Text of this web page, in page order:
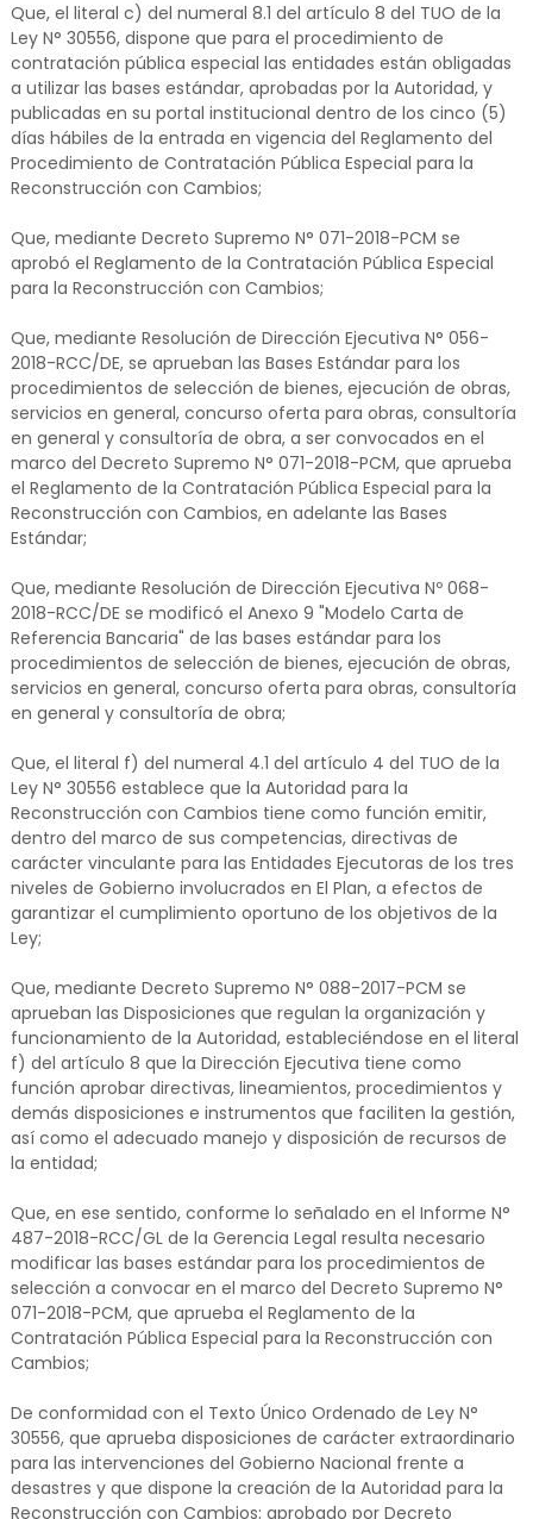
Que, el literal c) del numeral 8.1 del artículo 8 del TUO de la
Ley N° 30556, dispone que para el procedimiento de
contratación pública especial las entidades están obligadas
a utilizar las bases estándar, aprobadas por la Autoridad, y
publicadas en su portal institucional dentro de los cinco (5)
días hábiles de la entrada en vigencia del Reglamento del
Procedimiento de Contratación Pública Especial para la
Reconstrucción con Cambios;
Que, mediante Decreto Supremo N° 071-2018-PCM se
aprobó el Reglamento de la Contratación Pública Especial
para la Reconstrucción con Cambios;
Que, mediante Resolución de Dirección Ejecutiva N° 056-
2018-RCC/DE, se aprueban las Bases Estándar para los
procedimientos de selección de bienes, ejecución de obras,
servicios en general, concurso oferta para obras, consultoría
en general y consultoría de obra, a ser convocados en el
marco del Decreto Supremo N° 071-2018-PCM, que aprueba
el Reglamento de la Contratación Pública Especial para la
Reconstrucción con Cambios, en adelante las Bases
Estándar;
Que, mediante Resolución de Dirección Ejecutiva Nº 068-
2018-RCC/DE se modificó el Anexo 9 "Modelo Carta de
Referencia Bancaria" de las bases estándar para los
procedimientos de selección de bienes, ejecución de obras,
servicios en general, concurso oferta para obras, consultoría
en general y consultoría de obra;
Que, el literal f) del numeral 4.1 del artículo 4 del TUO de la
Ley N° 30556 establece que la Autoridad para la
Reconstrucción con Cambios tiene como función emitir,
dentro del marco de sus competencias, directivas de
carácter vinculante para las Entidades Ejecutoras de los tres
niveles de Gobierno involucrados en El Plan, a efectos de
garantizar el cumplimiento oportuno de los objetivos de la
Ley;
Que, mediante Decreto Supremo N° 088-2017-PCM se
aprueban las Disposiciones que regulan la organización y
funcionamiento de la Autoridad, estableciéndose en el literal
f) del artículo 8 que la Dirección Ejecutiva tiene como
función aprobar directivas, lineamientos, procedimientos y
demás disposiciones e instrumentos que faciliten la gestión,
así como el adecuado manejo y disposición de recursos de
la entidad;
Que, en ese sentido, conforme lo señalado en el Informe N°
487-2018-RCC/GL de la Gerencia Legal resulta necesario
modificar las bases estándar para los procedimientos de
selección a convocar en el marco del Decreto Supremo N°
071-2018-PCM, que aprueba el Reglamento de la
Contratación Pública Especial para la Reconstrucción con
Cambios;
De conformidad con el Texto Único Ordenado de Ley N°
30556, que aprueba disposiciones de carácter extraordinario
para las intervenciones del Gobierno Nacional frente a
desastres y que dispone la creación de la Autoridad para la
Reconstrucción con Cambios; aprobado por Decreto